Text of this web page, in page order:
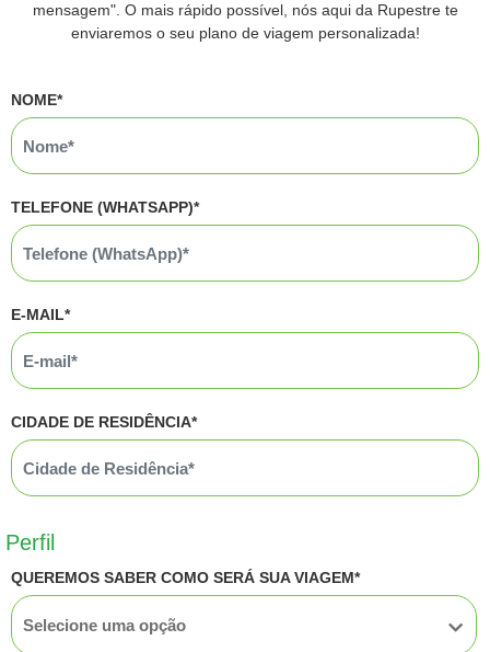
mensagem". O mais rápido possível, nós aqui da Rupestre te
enviaremos o seu plano de viagem personalizada!
NOME*
TELEFONE (WHATSAPP)*
E-MAIL*
CIDADE DE RESIDÊNCIA*
Perfil
QUEREMOS SABER COMO SERÁ SUA VIAGEM*